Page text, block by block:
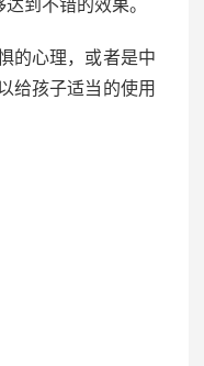
到不错的效果。
的心理，或者是中
给孩子适当的使用